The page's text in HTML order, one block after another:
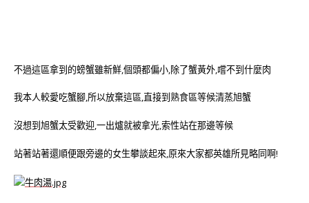
不過這區拿到的螃蟹雖新鮮,個頭都偏小,除了蟹黃外,嚐不到什麼肉
我本人較愛吃蟹腳,所以放棄這區,直接到熟食區等候清蒸旭蟹
沒想到旭蟹太受歡迎,一出爐就被拿光,索性站在那邊等候
站著站著還順便跟旁邊的女生攀談起來,原來大家都英雄所見略同啊!